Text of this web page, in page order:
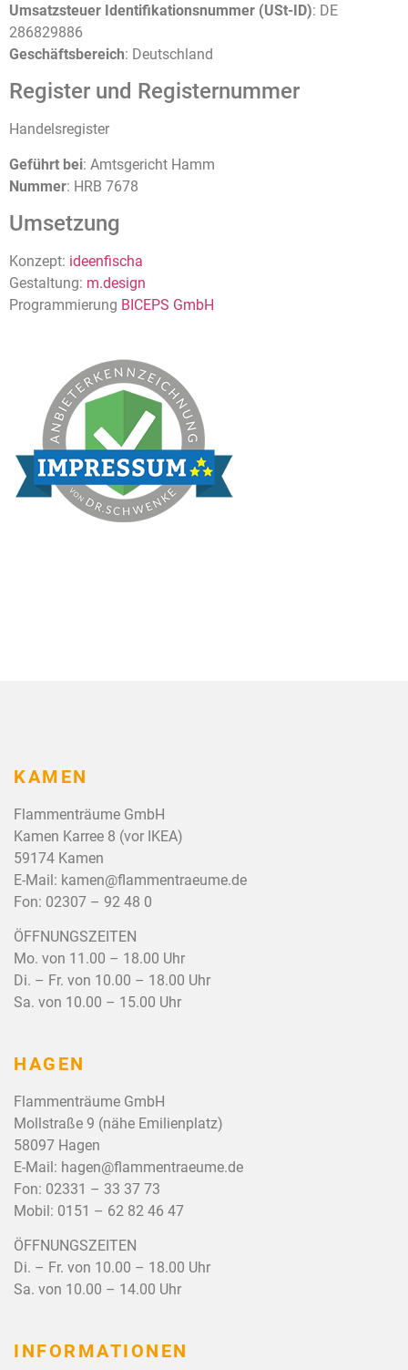
Umsatzsteuer Identifikationsnummer (USt-ID): DE
286829886
Geschäftsbereich: Deutschland
Register und Registernummer
Handelsregister
Geführt bei: Amtsgericht Hamm
Nummer: HRB 7678
Umsetzung
Konzept: ideenfischa
Gestaltung: m.design
Programmierung BICEPS GmbH
KAMEN
Flammenträume GmbH
Kamen Karree 8 (vor IKEA)
59174 Kamen
E-Mail: kamen@flammentraeume.de
Fon: 02307 – 92 48 0
ÖFFNUNGSZEITEN
Mo. von 11.00 – 18.00 Uhr
Di. – Fr. von 10.00 – 18.00 Uhr
Sa. von 10.00 – 15.00 Uhr
HAGEN
Flammenträume GmbH
Mollstraße 9 (nähe Emilienplatz)
58097 Hagen
E-Mail: hagen@flammentraeume.de
Fon: 02331 – 33 37 73
Mobil: 0151 – 62 82 46 47
ÖFFNUNGSZEITEN
Di. – Fr. von 10.00 – 18.00 Uhr
Sa. von 10.00 – 14.00 Uhr
INFORMATIONEN